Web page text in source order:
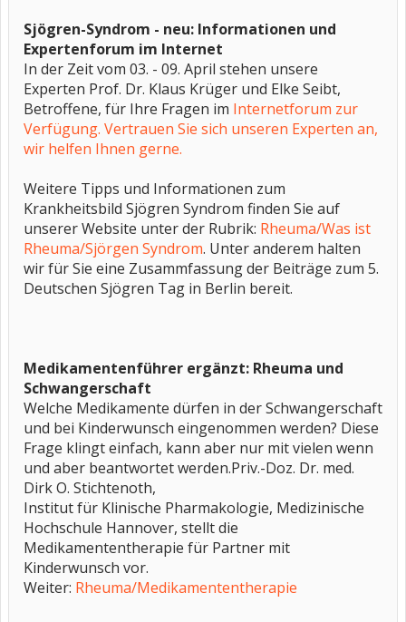
Sjögren-Syndrom - neu: Informationen und
Expertenforum im Internet
In der Zeit vom 03. - 09. April stehen unsere
Experten Prof. Dr. Klaus Krüger und Elke Seibt,
Betroffene, für Ihre Fragen im Internetforum zur
Verfügung. Vertrauen Sie sich unseren Experten an,
wir helfen Ihnen gerne.
Weitere Tipps und Informationen zum
Krankheitsbild Sjögren Syndrom finden Sie auf
unserer Website unter der Rubrik: Rheuma/Was ist
Rheuma/Sjörgen Syndrom. Unter anderem halten
wir für Sie eine Zusammfassung der Beiträge zum 5.
Deutschen Sjögren Tag in Berlin bereit.
Medikamentenführer ergänzt: Rheuma und
Schwangerschaft
Welche Medikamente dürfen in der Schwangerschaft
und bei Kinderwunsch eingenommen werden? Diese
Frage klingt einfach, kann aber nur mit vielen wenn
und aber beantwortet werden.Priv.-Doz. Dr. med.
Dirk O. Stichtenoth,
Institut für Klinische Pharmakologie, Medizinische
Hochschule Hannover, stellt die
Medikamententherapie für Partner mit
Kinderwunsch vor.
Weiter: Rheuma/Medikamententherapie